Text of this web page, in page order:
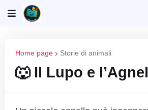
Home page Storie di animali
🐺 Il Lupo e